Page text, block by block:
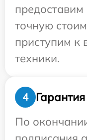
точную
приступим к
техники.
4
Гарантия
По